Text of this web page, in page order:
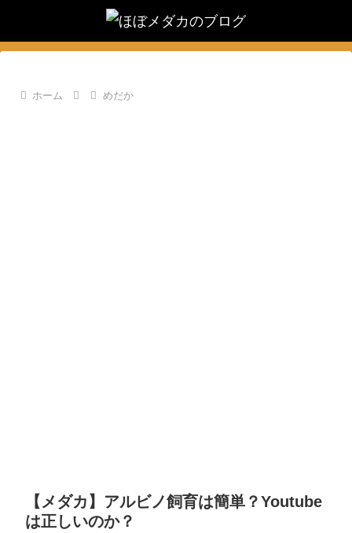
ホーム めだか
【メダカ】アルビノ飼育は簡単？Youtube
は正しいのか？